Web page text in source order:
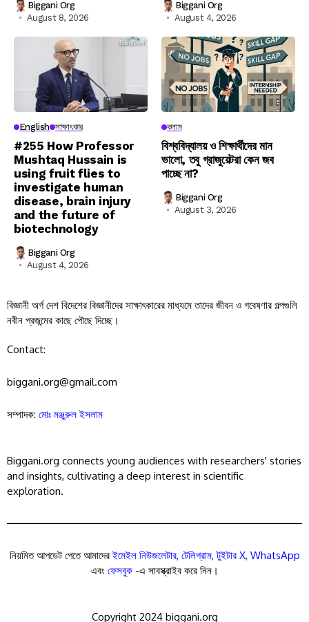
Biggani Org
August 8, 2026
Biggani Org
August 4, 2026
English সাক্ষাৎকার
#255 How Professor
Mushtaq Hussain is
using fruit flies to
investigate human
disease, brain injury
and the future of
biotechnology
Biggani Org
August 4, 2026
কলাম
বিশ্ববিদ্যালয় ও শিক্ষার্থীদের মান
ভালো, তবু গ্রাজুয়েটরা কেন জব
পাচ্ছে না?
Biggani Org
August 3, 2026
বিজ্ঞানী অর্গ দেশ বিদেশের বিজ্ঞানীদের সাক্ষাৎকারের মাধ্যমে তাদের জীবন ও গবেষণার গল্পগুলি
নবীন প্রজন্মের কাছে পৌছে দিচ্ছে।
Contact:
biggani.org@gmail.com
সম্পাদক: মোঃ মঞ্জুরুল ইসলাম
Biggani.org connects young audiences with researchers' stories
and insights, cultivating a deep interest in scientific
exploration.
নিয়মিত আপডেট পেতে আমাদেরইমেইল নিউজলেটার, টেলিগ্রাম,টুইটার X, WhatsApp
এবং ফেসবুক-এ সাবস্ক্রাইব করে নিন।
Copyright 2024 biggani.org